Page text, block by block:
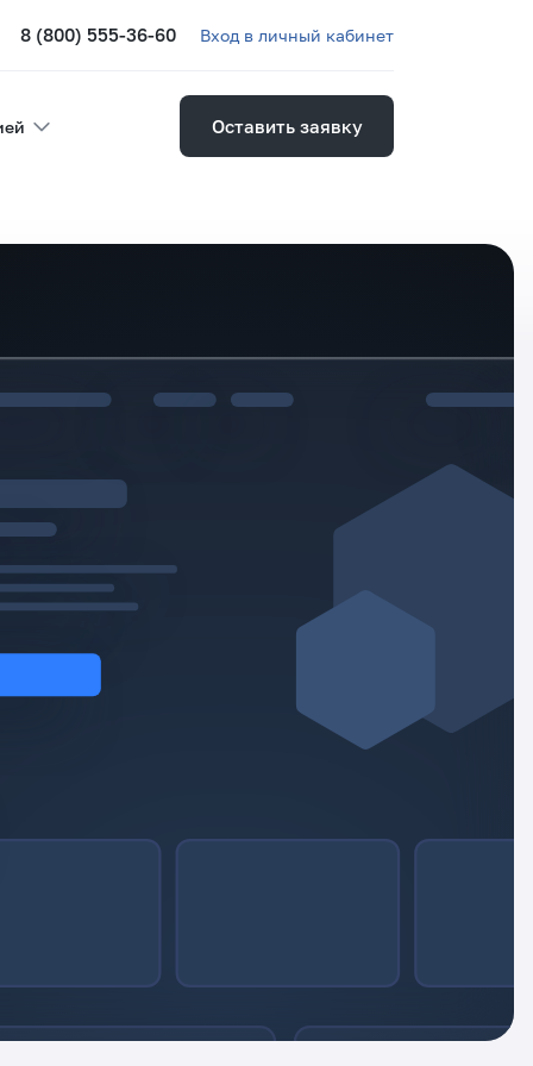
8 (800) 555-36-60 Вход в личный кабинет
Оставить заявку